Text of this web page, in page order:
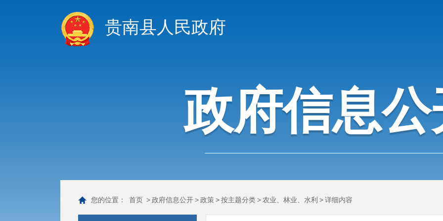
贵南县人民政府
政府信息公
您的位置： 首页 >政府信息公开>政策 >按主题分类> 农业、林业、水利 >详细内容